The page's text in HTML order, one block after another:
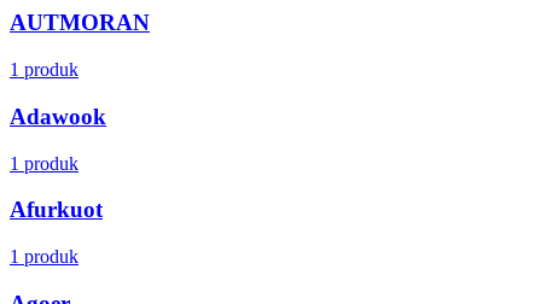
AUTMORAN
1 produk
Adawook
1 produk
Afurkuot
1 produk